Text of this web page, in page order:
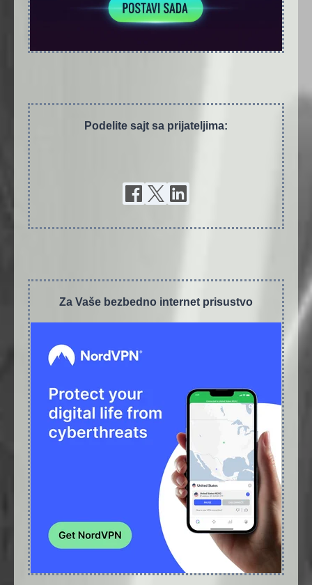
Podelite sajt sa prijateljima:
Za Vaše bezbedno internet prisustvo